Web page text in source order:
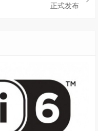
正式发布